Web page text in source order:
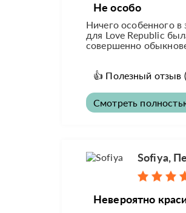
Не особо
Ничего особенного
для Love Republic
совершенно
👍 Полезный отзыв
Смотреть
Sofiya,
Невероятно